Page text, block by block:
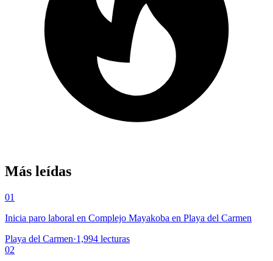
Más leídas
01
Inicia paro laboral en Complejo Mayakoba en Playa del Carmen
Playa del Carmen·1,994 lecturas
02